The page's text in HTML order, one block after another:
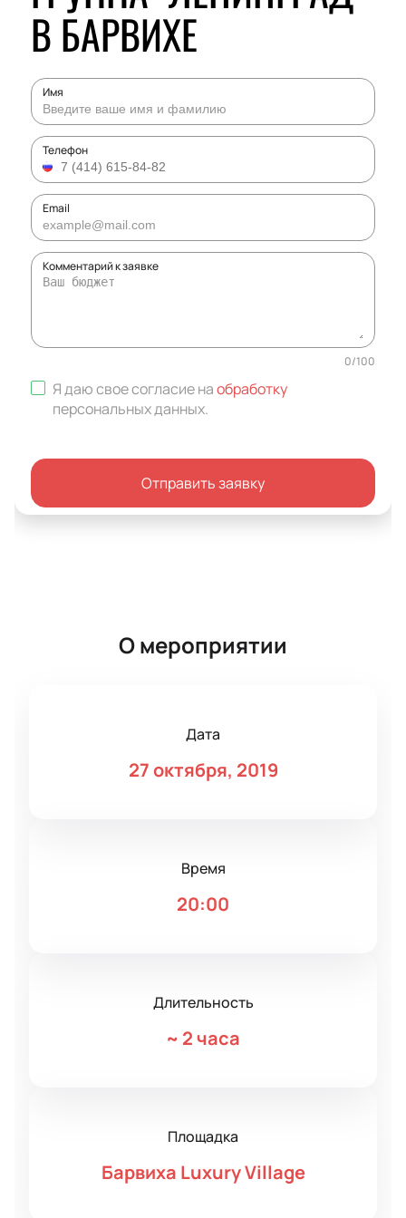
В БАРВИХЕ
Имя
Телефон
Email
Комментарий к заявке
0/100
Я даю свое согласие наобработку
персональных данных.
Отправить заявку
О мероприятии
Дата
27 октября, 2019
Время
20:00
Длительность
~ 2 часа
Площадка
Барвиха Luxury Village